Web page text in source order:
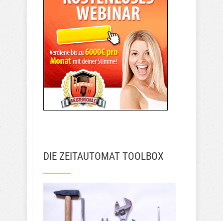
DIE ZEITAUTOMAT TOOLBOX